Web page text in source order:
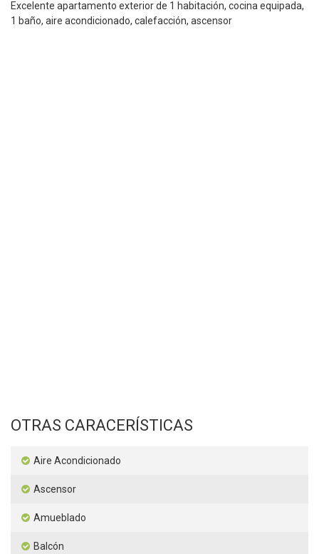
Excelente apartamento exterior de 1 habitación, cocina equipada,
1 baño, aire acondicionado, calefacción, ascensor
OTRAS CARACERÍSTICAS
Aire Acondicionado
Ascensor
Amueblado
Balcón